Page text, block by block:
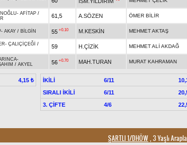
- AFİTAP /
61,5 A.SÖZEN ÖMER BİLİR
- AKAY / BİLGİN 55 +0.10 M.KESKİN MEHMET AKTAŞ
- ÇALIÇİÇEĞİ /
59 H.ÇİZİK MEHMET ALİ AKDAĞ
-
/ AKYEL 56 +0.70 MAH.TURAN MURAT KAHRAMAN
4,15 ₺ İKİLİ 6/11
SIRALI İKİLİ
6/11
3. ÇİFTE
4/6
ŞARTLI 1/DHÖW, 3 Yaşlı